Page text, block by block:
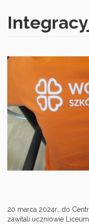
20 marca 2024r., do
zawitali uczniowie